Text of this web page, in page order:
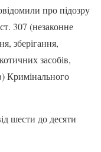
про підозру
307 (незаконне
зберігання,
засобів,
Кримінального
шести до десяти